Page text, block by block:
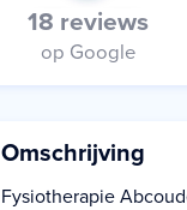
18 reviews
op Google
Omschrijving
Fysiotherapie